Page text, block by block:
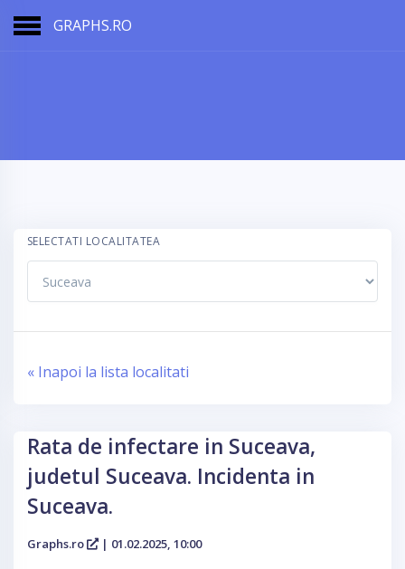
GRAPHS.RO
SELECTATI LOCALITATEA
« Inapoi la lista localitati
Rata de infectare in Suceava,
judetul Suceava. Incidenta in
Suceava.
Graphs.ro | 01.02.2025, 10:00